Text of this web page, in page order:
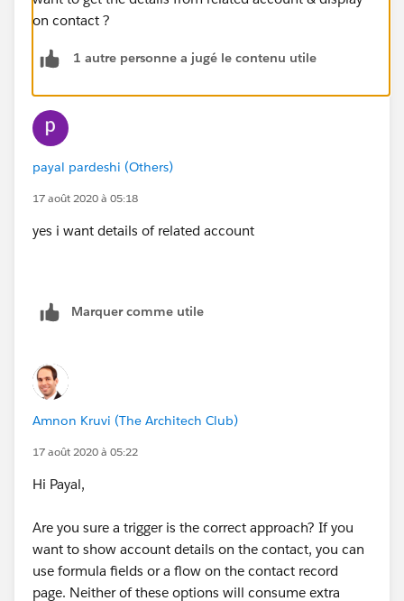
on contact ?
1 autre personne a jugé le contenu utile
payal pardeshi (Others)
17 août 2020 à 05:18
yes i want details of related account
Marquer comme utile
Amnon Kruvi (The Architech Club)
17 août 2020 à 05:22
Hi Payal,
Are you sure a trigger is the correct approach? If you
want to show account details on the contact, you can
use formula fields or a flow on the contact record
page. Neither of these options will consume extra